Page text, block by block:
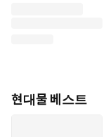
현대물 베스트